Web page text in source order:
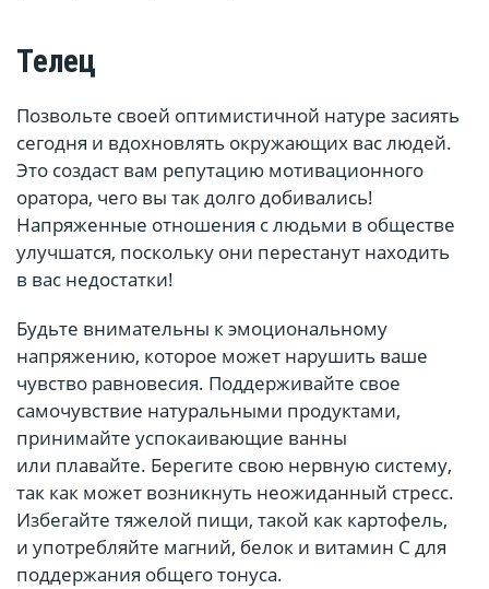
Телец
Позвольте своей оптимистичной натуре засиять
сегодня и вдохновлять окружающих вас людей.
Это создаст вам репутацию мотивационного
оратора, чего вы так долго добивались!
Напряженные отношения с людьми в обществе
улучшатся, поскольку они перестанут находить
в вас недостатки!
Будьте внимательны к эмоциональному
напряжению, которое может нарушить ваше
чувство равновесия. Поддерживайте свое
самочувствие натуральными продуктами,
принимайте успокаивающие ванны
или плавайте. Берегите свою нервную систему,
так как может возникнуть неожиданный стресс.
Избегайте тяжелой пищи, такой как картофель,
и употребляйте магний, белок и витамин С для
поддержания общего тонуса.